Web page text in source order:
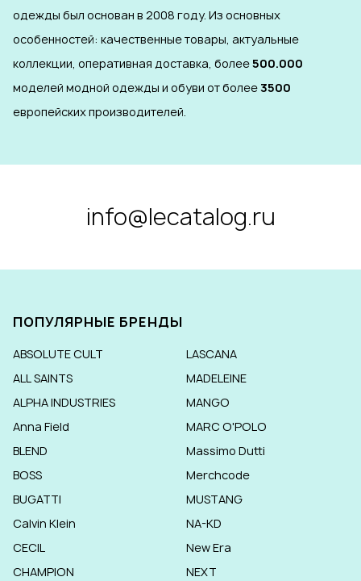
одежды был основан в 2008 году. Из основных
особенностей: качественные товары, актуальные
коллекции, оперативная доставка, более500.000
моделей модной одежды и обуви от более3500
европейских производителей.
info@lecatalog.ru
ПОПУЛЯРНЫЕ БРЕНДЫ
ABSOLUTE CULT
ALL SAINTS
ALPHA INDUSTRIES
Anna Field
BLEND
BOSS
BUGATTI
Calvin Klein
CECIL
CHAMPION
LASCANA
MADELEINE
MANGO
MARC O'POLO
Massimo Dutti
Merchcode
MUSTANG
NA-KD
New Era
NEXT